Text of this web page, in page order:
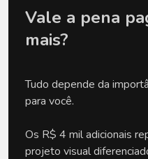
Vale a pena
mais?
Tudo depende da
para você.
Os R$ 4 mil adicionais
projeto visual